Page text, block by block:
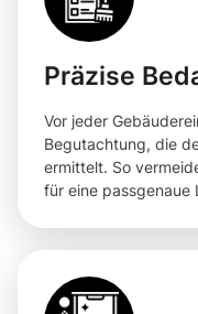
Präzise
Vor jeder
Begutachtung, die
ermittelt. So
für eine passgenaue